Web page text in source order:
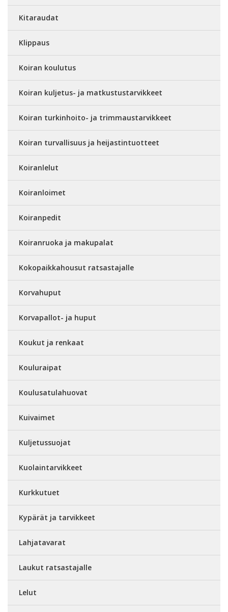
Kitaraudat
Klippaus
Koiran koulutus
Koiran kuljetus- ja matkustustarvikkeet
Koiran turkinhoito- ja trimmaustarvikkeet
Koiran turvallisuus ja heijastintuotteet
Koiranlelut
Koiranloimet
Koiranpedit
Koiranruoka ja makupalat
Kokopaikkahousut ratsastajalle
Korvahuput
Korvapallot- ja huput
Koukut ja renkaat
Kouluraipat
Koulusatulahuovat
Kuivaimet
Kuljetussuojat
Kuolaintarvikkeet
Kurkkutuet
Kypärät ja tarvikkeet
Lahjatavarat
Laukut ratsastajalle
Lelut